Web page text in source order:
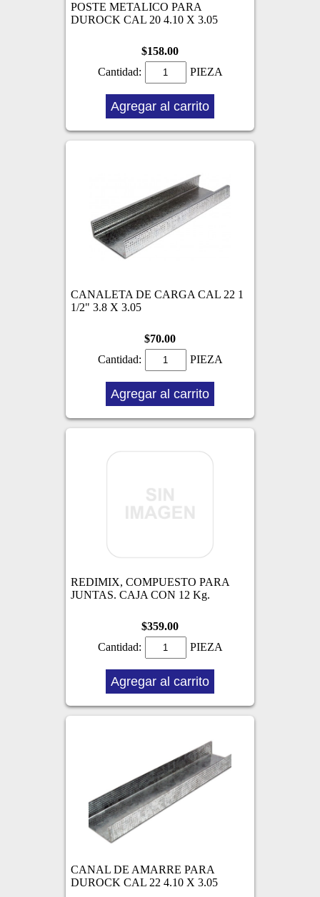
POSTE METALICO PARA
DUROCK CAL 20 4.10 X 3.05
$158.00
Cantidad:
PIEZA
Agregar al carrito
CANALETA DE CARGA CAL 22 1
1/2" 3.8 X 3.05
$70.00
Cantidad:
PIEZA
Agregar al carrito
REDIMIX, COMPUESTO PARA
JUNTAS. CAJA CON 12 Kg.
$359.00
Cantidad:
PIEZA
Agregar al carrito
CANAL DE AMARRE PARA
DUROCK CAL 22 4.10 X 3.05